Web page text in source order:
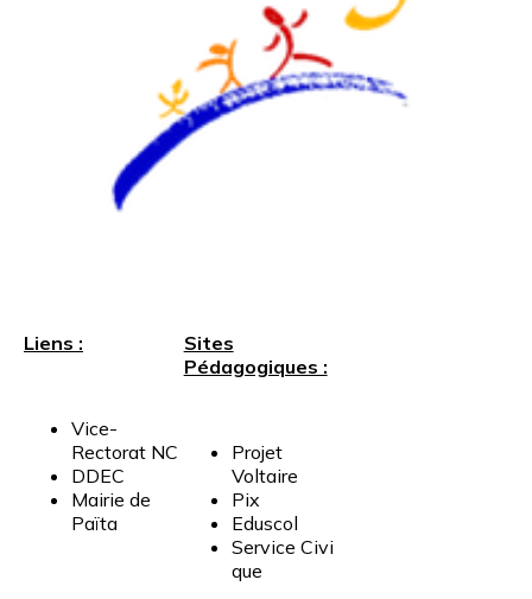
Liens :
Vice-
Rectorat NC
DDEC
Mairie de
Païta
Sites
Pédagogiques :
Projet
Voltaire
Pix
Eduscol
Service Civi
que